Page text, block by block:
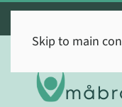
Skip to main